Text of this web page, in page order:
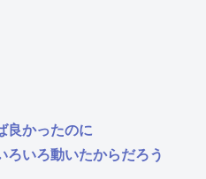
良かったのに
ろいろ動いたからだろう